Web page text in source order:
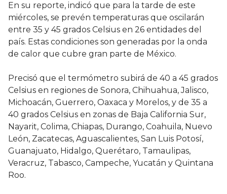
En su reporte, indicó que para la tarde de este
miércoles, se prevén temperaturas que oscilarán
entre 35 y 45 grados Celsius en 26 entidades del
país. Estas condiciones son generadas por la onda
de calor que cubre gran parte de México.
Precisó que el termómetro subirá de 40 a 45 grados
Celsius en regiones de Sonora, Chihuahua, Jalisco,
Michoacán, Guerrero, Oaxaca y Morelos, y de 35 a
40 grados Celsius en zonas de Baja California Sur,
Nayarit, Colima, Chiapas, Durango, Coahuila, Nuevo
León, Zacatecas, Aguascalientes, San Luis Potosí,
Guanajuato, Hidalgo, Querétaro, Tamaulipas,
Veracruz, Tabasco, Campeche, Yucatán y Quintana
Roo.